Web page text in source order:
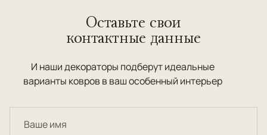
Оставьте свои
контактные данные
И наши декораторы подберут идеальные
варианты ковров в ваш особенный интерьер